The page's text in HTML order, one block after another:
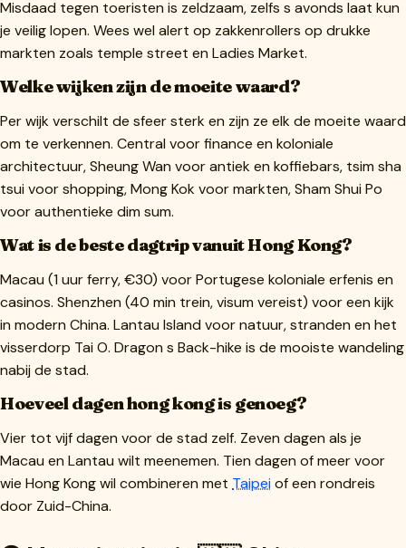
Misdaad tegen toeristen is zeldzaam, zelfs s avonds laat kun
je veilig lopen. Wees wel alert op zakkenrollers op drukke
markten zoals temple street en Ladies Market.
Welke wijken zijn de moeite waard?
Per wijk verschilt de sfeer sterk en zijn ze elk de moeite waard
om te verkennen. Central voor finance en koloniale
architectuur, Sheung Wan voor antiek en koffiebars, tsim sha
tsui voor shopping, Mong Kok voor markten, Sham Shui Po
voor authentieke dim sum.
Wat is de beste dagtrip vanuit Hong Kong?
Macau (1 uur ferry, €30) voor Portugese koloniale erfenis en
casinos. Shenzhen (40 min trein, visum vereist) voor een kijk
in modern China. Lantau Island voor natuur, stranden en het
visserdorp Tai O. Dragon s Back-hike is de mooiste wandeling
nabij de stad.
Hoeveel dagen hong kong is genoeg?
Vier tot vijf dagen voor de stad zelf. Zeven dagen als je
Macau en Lantau wilt meenemen. Tien dagen of meer voor
wie Hong Kong wil combineren met Taipeiof een rondreis
door Zuid-China.